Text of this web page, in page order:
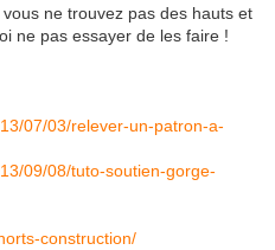
ne trouvez pas des hauts et
ne pas essayer de les faire !
07/03/relever-un-patron-a-
09/08/tuto-soutien-gorge-
construction/